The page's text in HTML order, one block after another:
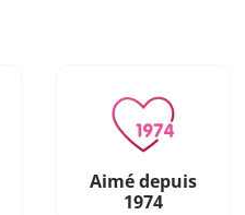
Aimé depuis
1974